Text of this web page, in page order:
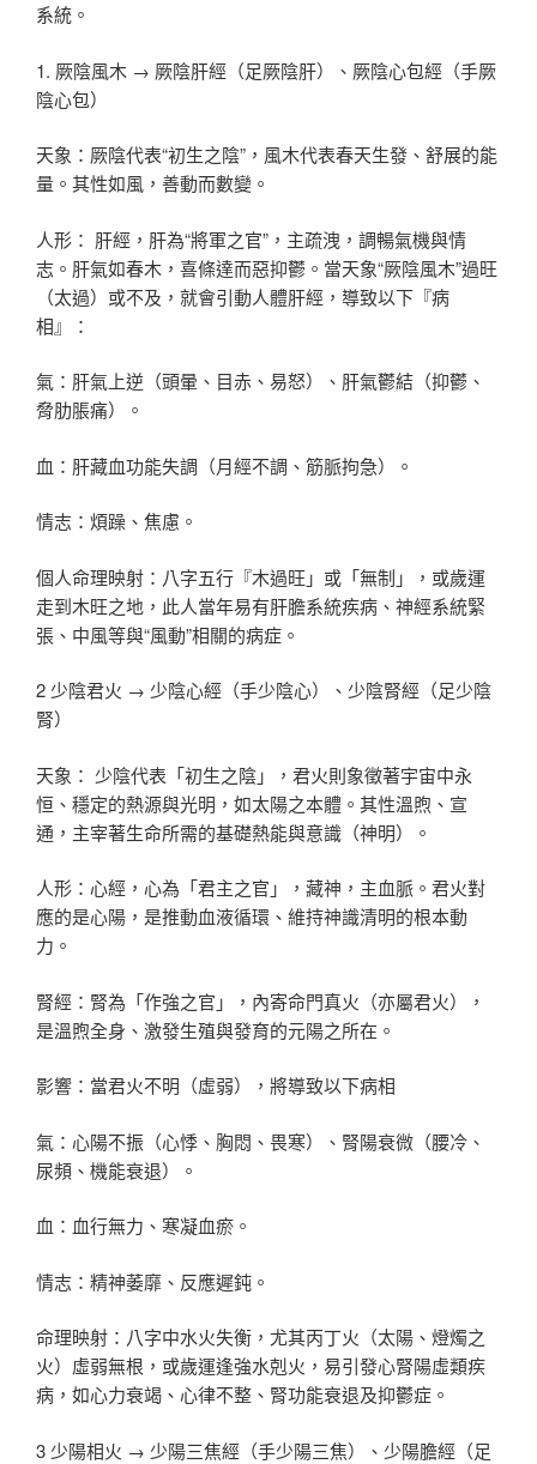
系統。
1. 厥陰風木 → 厥陰肝經（足厥陰肝）、厥陰心包經（手厥
陰心包）
天象：厥陰代表“初生之陰”，風木代表春天生發、舒展的能
量。其性如風，善動而數變。
人形： 肝經，肝為“將軍之官”，主疏洩，調暢氣機與情
志。肝氣如春木，喜條達而惡抑鬱。當天象“厥陰風木”過旺
（太過）或不及，就會引動人體肝經，導致以下『病
相』：
氣：肝氣上逆（頭暈、目赤、易怒）、肝氣鬱結（抑鬱、
脅肋脹痛）。
血：肝藏血功能失調（月經不調、筋脈拘急）。
情志：煩躁、焦慮。
個人命理映射：八字五行『木過旺」或「無制」，或歲運
走到木旺之地，此人當年易有肝膽系統疾病、神經系統緊
張、中風等與“風動”相關的病症。
2 少陰君火 → 少陰心經（手少陰心）、少陰腎經（足少陰
腎）
天象： 少陰代表「初生之陰」，君火則象徵著宇宙中永
恒、穩定的熱源與光明，如太陽之本體。其性溫煦、宣
通，主宰著生命所需的基礎熱能與意識（神明）。
人形：心經，心為「君主之官」，藏神，主血脈。君火對
應的是心陽，是推動血液循環、維持神識清明的根本動
力。
腎經：腎為「作強之官」，內寄命門真火（亦屬君火），
是溫煦全身、激發生殖與發育的元陽之所在。
影響：當君火不明（虛弱），將導致以下病相
氣：心陽不振（心悸、胸悶、畏寒）、腎陽衰微（腰冷、
尿頻、機能衰退）。
血：血行無力、寒凝血瘀。
情志：精神萎靡、反應遲鈍。
命理映射：八字中水火失衡，尤其丙丁火（太陽、燈燭之
火）虛弱無根，或歲運逢強水剋火，易引發心腎陽虛類疾
病，如心力衰竭、心律不整、腎功能衰退及抑鬱症。
3 少陽相火 → 少陽三焦經（手少陽三焦）、少陽膽經（足